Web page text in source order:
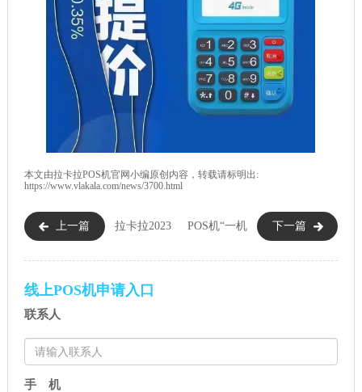
本文由拉卡拉POS机官网小编原创内容，转载请标明出:
https://www.vlakala.com/news/3700.html
上一篇 拉卡拉2023
同比增长54.69%!
下一篇
POS机“一机
线上POS机申请入口
联系人
手 机